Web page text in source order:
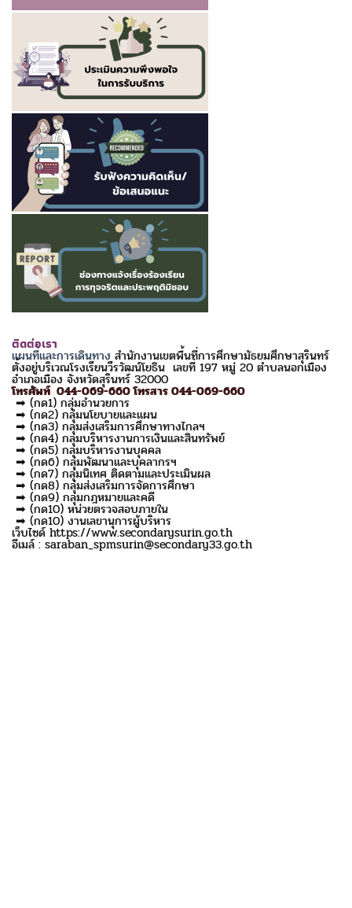
ติดต่อเรา
แผนที่และการเดินทาง สำนักงานเขตพื้นที่การศึกษามัธยมศึกษาสุรินทร์
ตั้งอยู่บริเวณโรงเรียนวีรวัฒน์โยธิน เลขที่ 197 หมู่ 20 ตำบลนอกเมือง
อำเภอเมือง จังหวัดสุรินทร์ 32000
โทรศัพท์ 044-069-660 โทรสาร 044-069-660
➡ (กด1) กลุ่มอำนวยการ
➡ (กด2) กลุ่มนโยบายและแผน
➡ (กด3) กลุ่มส่งเสริมการศึกษาทางไกลฯ
➡ (กด4) กลุ่มบริหารงานการเงินและสินทรัพย์
➡ (กด5) กลุ่มบริหารงานบุคคล
➡ (กด6) กลุ่มพัฒนาและบุคลากรฯ
➡ (กด7) กลุ่มนิเทศ ติดตามและประเมินผล
➡ (กด8) กลุ่มส่งเสริมการจัดการศึกษา
➡ (กด9) กลุ่มกฎหมายและคดี
➡ (กด10) หน่วยตรวจสอบภายใน
➡ (กด10) งานเลขานุการผู้บริหาร
เว็บไซด์ https://www.secondarysurin.go.th
อีเมล์ : saraban_spmsurin@secondary33.go.th